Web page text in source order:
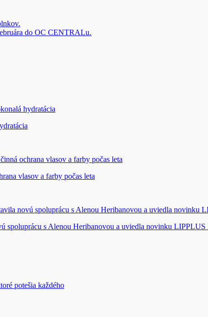
do OC CENTRALu.
vlasov a farby počas leta
spoluprácu s Alenou Heribanovou a uviedla novinku